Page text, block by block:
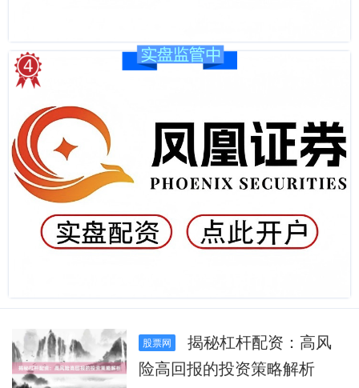
股票网
揭秘杠杆配资：高风
险高回报的投资策略解析